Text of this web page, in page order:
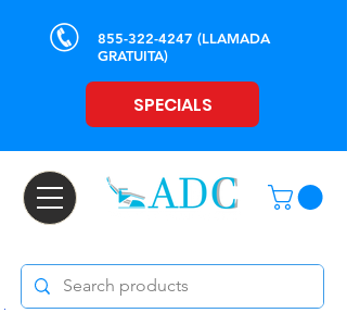
855-322-4247 (LLAMADA
GRATUITA)
SPECIALS